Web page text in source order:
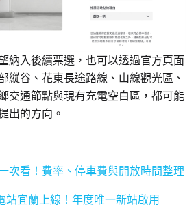
納入後續票選，也可以透過官方頁面
縱谷、花東長途路線、山線觀光區、
交通節點與現有充電空白區，都可能
出的方向。
次看！費率、停車費與開放時間整理
站宜蘭上線！年度唯一新站啟用